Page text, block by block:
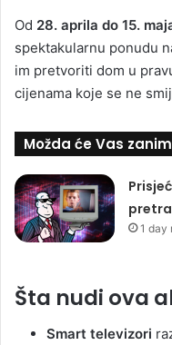
Od 28. aprila do 15.
spektakularnu ponudu
im pretvoriti dom u
cijenama koje se ne
Možda će Vas
1 day
Šta nudi ova
Smart televizori